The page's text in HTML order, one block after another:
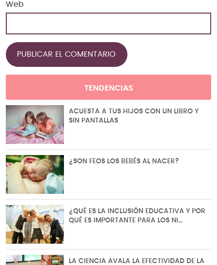
Web
TENDENCIAS
ACUESTA A TUS HIJOS CON UN LIBRO Y
SIN PANTALLAS
¿SON FEOS LOS BEBÉS AL NACER?
¿QUÉ ES LA INCLUSIÓN EDUCATIVA Y POR
QUÉ ES IMPORTANTE PARA LOS NI…
LA CIENCIA AVALA LA EFECTIVIDAD DE LA